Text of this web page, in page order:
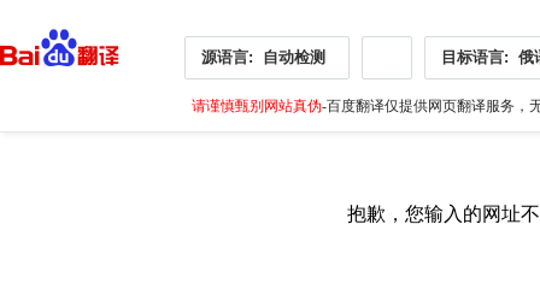
源语言: 自动检测 目标语言: 俄
请谨慎甄别网站真伪-百度翻译仅提供网页翻译服务，